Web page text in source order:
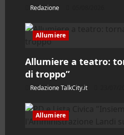
i
o
l
o
Redazione
Allumiere
Allumiere a teatro:
di troppo”
Redazione TalkCity.it
Allumiere